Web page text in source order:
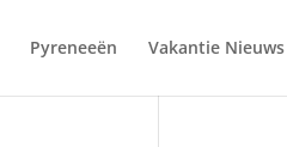
Pyreneeën Vakantie Nieuws